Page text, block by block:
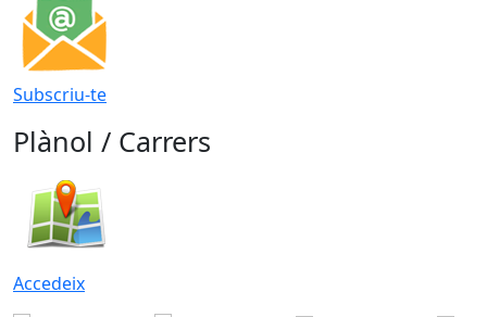
Subscriu-te
Plànol / Carrers
Accedeix